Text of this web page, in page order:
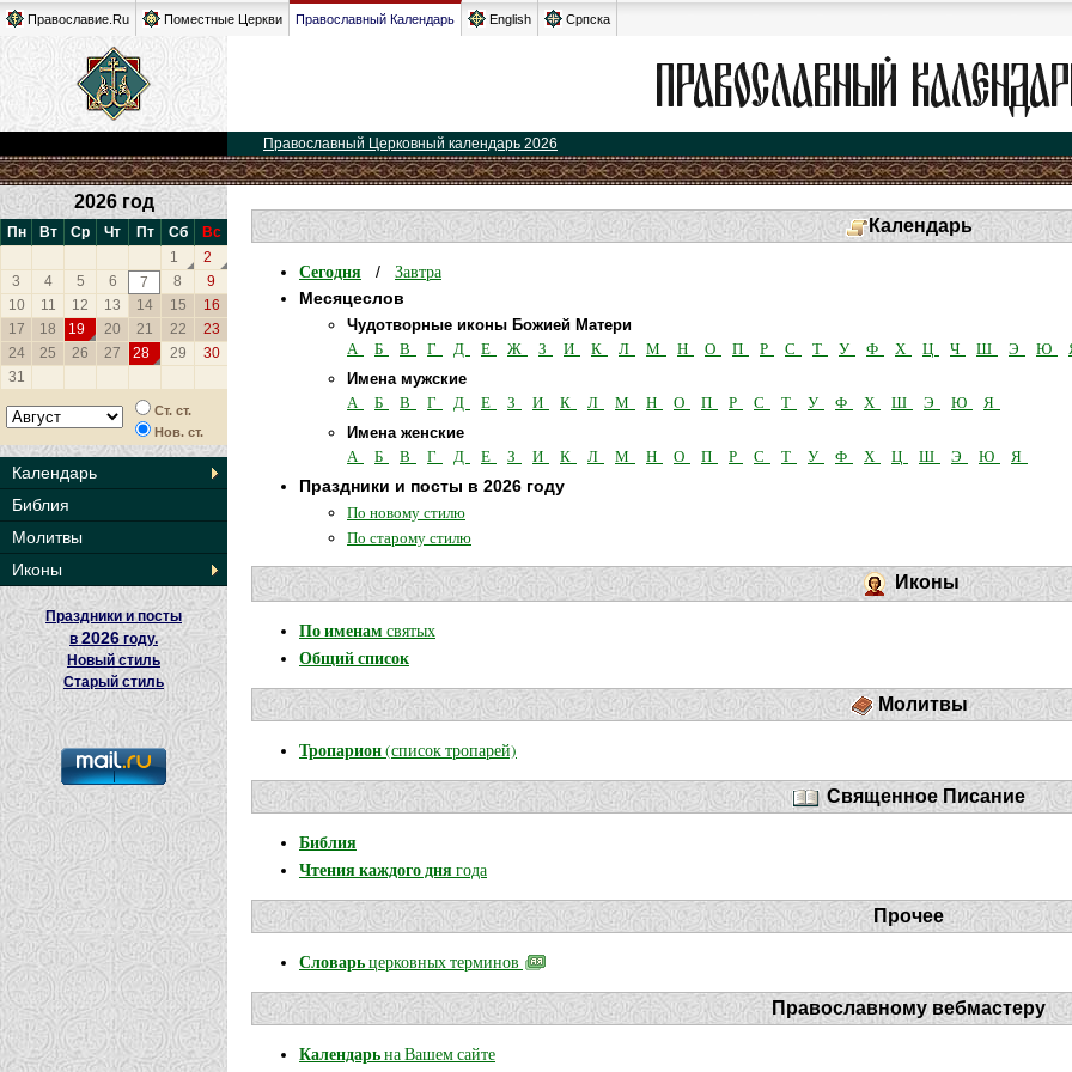
Православие.Ru Поместные Церкви Православный Календарь English Српска
Православный Церковный календарь 2026
2026 год
Пн Вт Ср Чт Пт Сб
Вс
1
2
3
4 5 6 7 8
9
10
11 12 13 14 15
16
17
18 19 20 21 22
23
24
25 26 27 28 29
30
31
Ст. ст.
Нов. ст.
Календарь
Библия
Молитвы
Иконы
Праздники и посты
в 2026году.
Новый стиль
Старый стиль
Календарь
Сегодня / Завтра
Месяцеслов
Чудотворные иконы Божией Матери
А Б В Г Д Е Ж З И К Л М Н О П Р С Т У Ф Х Ц Ч Ш Э Ю
Имена мужские
А Б В Г Д Е З И К Л М Н О П Р С Т У Ф Х Ш Э Ю Я
Имена женские
А Б В Г Д Е З И К Л М Н О П Р С Т У Ф Х Ц Ш Э Ю Я
Праздники и посты в 2026 году
По новому стилю
По старому стилю
Иконы
По именам святых
Общий список
Молитвы
Тропарион(список тропарей)
Священное Писание
Библия
Чтения каждого днягода
Прочее
Словарьцерковных терминов
Православному вебмастеру
Календарьна Вашем сайте